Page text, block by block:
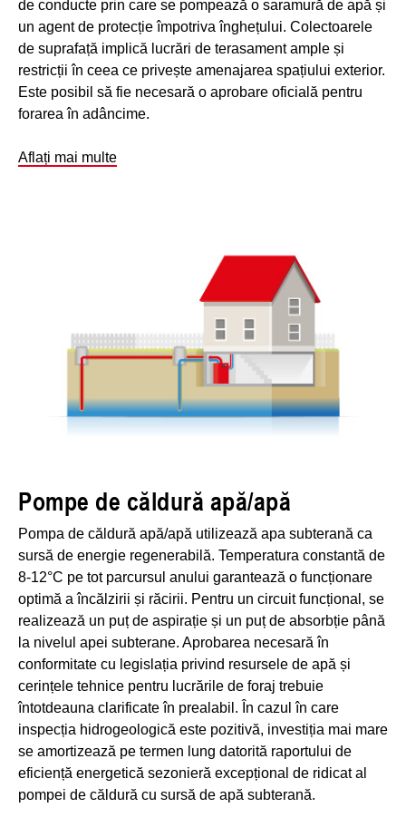
de conducte prin care se pompează o saramură de apă și
un agent de protecție împotriva înghețului. Colectoarele
de suprafață implică lucrări de terasament ample și
restricții în ceea ce privește amenajarea spațiului exterior.
Este posibil să fie necesară o aprobare oficială pentru
forarea în adâncime.
Aflați mai multe
Pompe de căldură apă/apă
Pompa de căldură apă/apă utilizează apa subterană ca
sursă de energie regenerabilă. Temperatura constantă de
8-12°C pe tot parcursul anului garantează o funcționare
optimă a încălzirii și răcirii. Pentru un circuit funcțional, se
realizează un puț de aspirație și un puț de absorbție până
la nivelul apei subterane. Aprobarea necesară în
conformitate cu legislația privind resursele de apă și
cerințele tehnice pentru lucrările de foraj trebuie
întotdeauna clarificate în prealabil. În cazul în care
inspecția hidrogeologică este pozitivă, investiția mai mare
se amortizează pe termen lung datorită raportului de
eficiență energetică sezonieră excepțional de ridicat al
pompei de căldură cu sursă de apă subterană.